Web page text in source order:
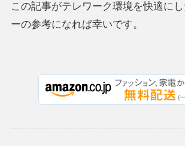
この記事がテレワーク環境を快適に
ーの参考になれば幸いです。